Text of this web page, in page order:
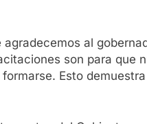
agradecemos al
son para que
Esto